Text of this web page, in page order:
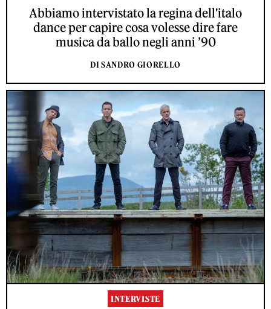
Abbiamo intervistato la regina dell'italo
dance per capire cosa volesse dire fare
musica da ballo negli anni ’90
DI SANDRO GIORELLO
INTERVISTE